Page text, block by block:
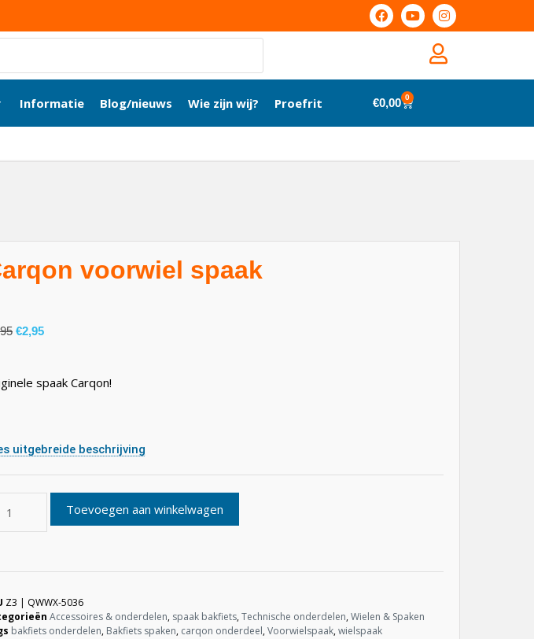
Informatie Blog/nieuws Wie zijn wij? Proefrit €0,00 0
voorwiel spaak
€2,95
spaak Carqon!
uitgebreide beschrijving
Toevoegen aan winkelwagen
Z3 | QWWX-5036
Accessoires & onderdelen, spaak bakfiets,Technische onderdelen,Wielen & Spaken
bakfiets onderdelen, Bakfiets spaken, carqon onderdeel,Voorwielspaak,wielspaak